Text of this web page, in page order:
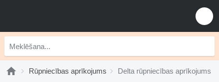
Rūpniecības aprīkojums Delta rūpniecības aprīkojums